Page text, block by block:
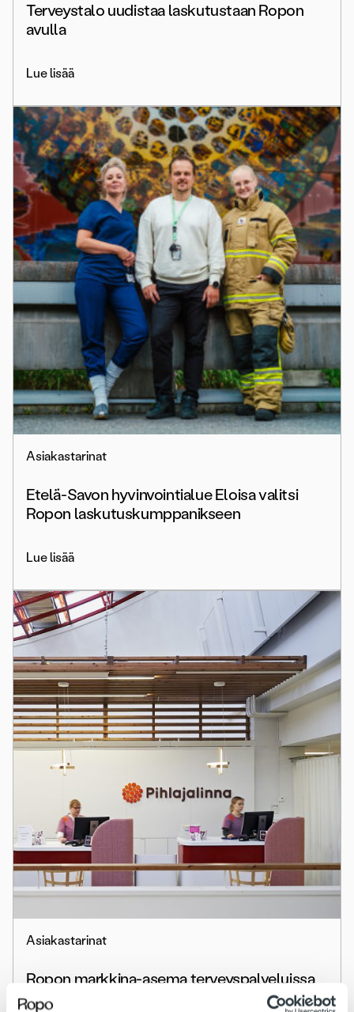
Terveystalo uudistaa laskutustaan Ropon
avulla
Lue lisää
Asiakastarinat
Etelä-Savon hyvinvointialue Eloisa valitsi
Ropon laskutuskumppanikseen
Lue lisää
Asiakastarinat
Ropon markkina-asema terveyspalveluissa
kasvaa – Pihlajalinna siirtyy Ropon laskun